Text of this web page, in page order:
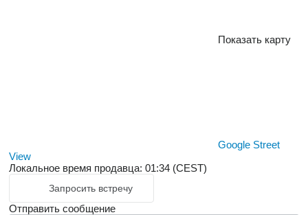
Показать карту
Google Street
View
Локальное время продавца: 01:34 (CEST)
Запросить встречу
Отправить сообщение